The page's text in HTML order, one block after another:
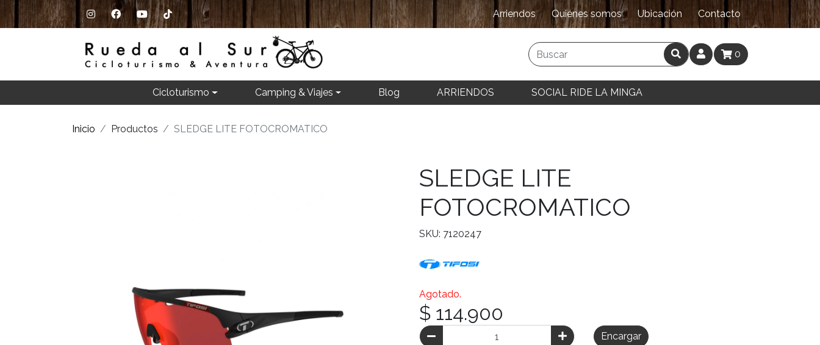
Arriendos Quiénes somos Ubicación Contacto
0
Cicloturismo Camping & Viajes Blog ARRIENDOS SOCIAL RIDE LA MINGA
Inicio Productos SLEDGE LITE FOTOCROMATICO
SLEDGE LITE
FOTOCROMATICO
SKU: 7120247
Agotado.
$ 114.900
Encargar